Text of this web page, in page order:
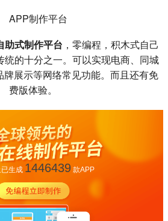
助式制作平台 ，零编程，积木式自己
的十分之一。可以实现电商、同城
牌展示等网络常见功能。而且还有免
费版体验。
生成 1446439款APP